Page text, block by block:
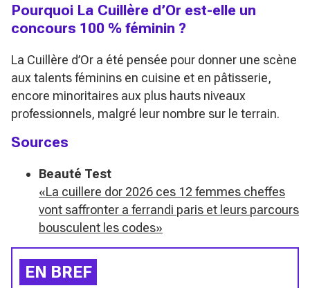
Pourquoi La Cuillère d’Or est-elle un
concours 100 % féminin ?
La Cuillère d’Or a été pensée pour donner une scène
aux talents féminins en cuisine et en pâtisserie,
encore minoritaires aux plus hauts niveaux
professionnels, malgré leur nombre sur le terrain.
Sources
Beauté Test
«La cuillere dor 2026 ces 12 femmes cheffes
vont saffronter a ferrandi paris et leurs parcours
bousculent les codes»
EN BREF